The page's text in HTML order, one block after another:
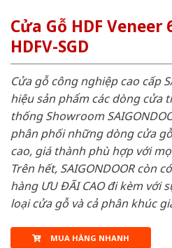
Cửa Gỗ HDF Veneer
HDFV-SGD
Cửa gỗ công nghiệp cao cấp
hiệu sản phẩm các dòng cửa
thống Showroom
phân phối những dòng cửa
cao, giá thành phù hợp với
Trên hết, SAIGONDOOR còn
hàng ƯU ĐÃI CAO đi kèm với
loại cửa gỗ và cả phân khúc
MUA HÀNG NHANH